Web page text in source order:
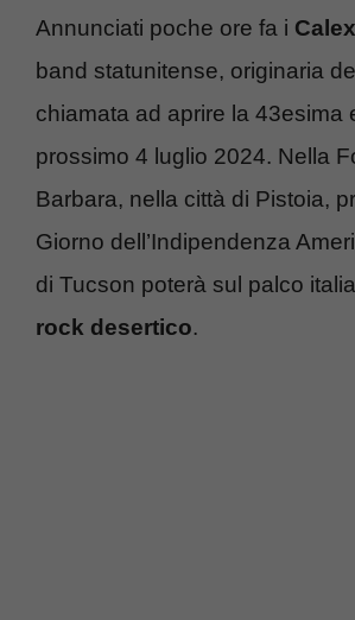
Annunciati poche ore fa i
band statunitense, originaria
chiamata ad aprire la 43esima
prossimo 4 luglio 2024. Nella
Barbara, nella città di Pistoia,
Giorno dell’Indipendenza
di Tucson poterà sul palco
rock desertico.